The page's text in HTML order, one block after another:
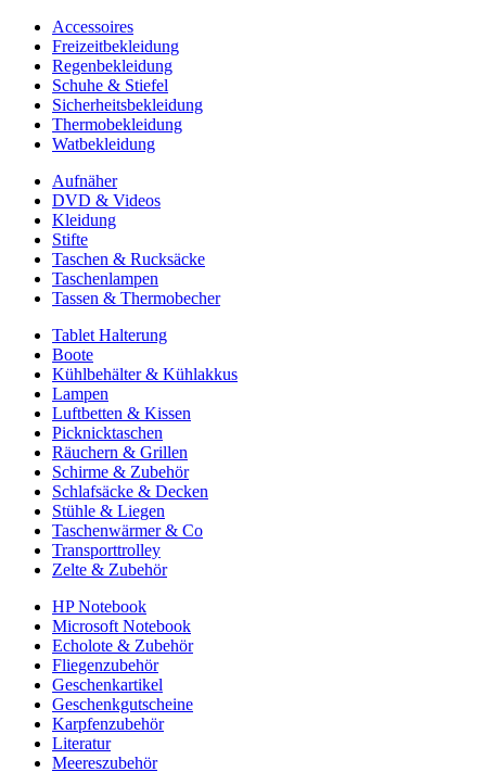
Accessoires
Freizeitbekleidung
Regenbekleidung
Schuhe & Stiefel
Sicherheitsbekleidung
Thermobekleidung
Watbekleidung
Aufnäher
DVD & Videos
Kleidung
Stifte
Taschen & Rucksäcke
Taschenlampen
Tassen & Thermobecher
Tablet Halterung
Boote
Kühlbehälter & Kühlakkus
Lampen
Luftbetten & Kissen
Picknicktaschen
Räuchern & Grillen
Schirme & Zubehör
Schlafsäcke & Decken
Stühle & Liegen
Taschenwärmer & Co
Transporttrolley
Zelte & Zubehör
HP Notebook
Microsoft Notebook
Echolote & Zubehör
Fliegenzubehör
Geschenkartikel
Geschenkgutscheine
Karpfenzubehör
Literatur
Meereszubehör